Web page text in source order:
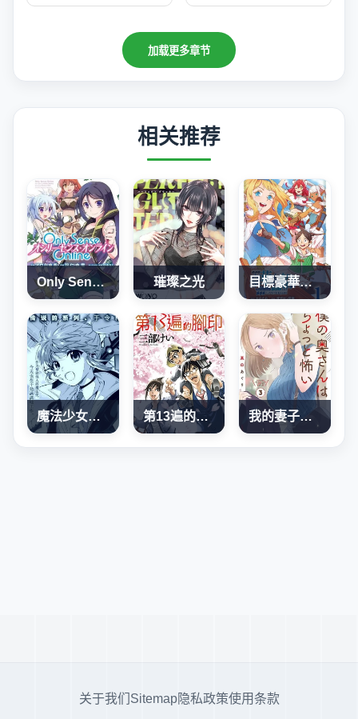
加载更多章节
相关推荐
Only Sense Online 璀璨之光 目標豪華客船!! 運用船召喚技能，在異世界開啟奢華生活
魔法少女奈葉 EXCEEDS 第13遍的腳印 我的妻子有點可怕
关于我们 Sitemap隐私政策使用条款